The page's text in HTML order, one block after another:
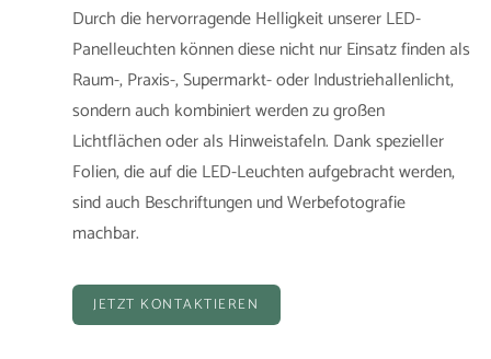
Durch die hervorragende Helligkeit unserer LED-
Panelleuchten können diese nicht nur Einsatz finden als
Raum-, Praxis-, Supermarkt- oder Industriehallenlicht,
sondern auch kombiniert werden zu großen
Lichtflächen oder als Hinweistafeln. Dank spezieller
Folien, die auf die LED-Leuchten aufgebracht werden,
sind auch Beschriftungen und Werbefotografie
machbar.
JETZT KONTAKTIEREN